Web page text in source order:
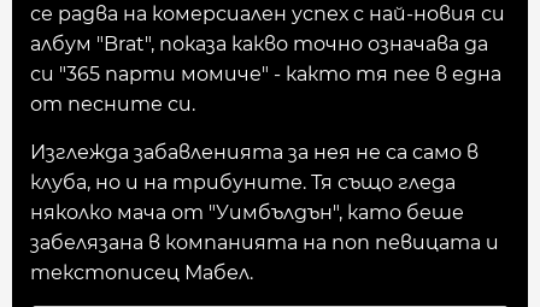
се радва на комерсиален успех с най-новия си
албум "Brat", показа какво точно означава да
си "365 парти момиче" - както тя пее в една
от песните си.
Изглежда забавленията за нея не са само в
клуба, но и на трибуните. Тя също гледа
няколко мача от "Уимбълдън", като беше
забелязана в компанията на поп певицата и
текстописец Мабел.